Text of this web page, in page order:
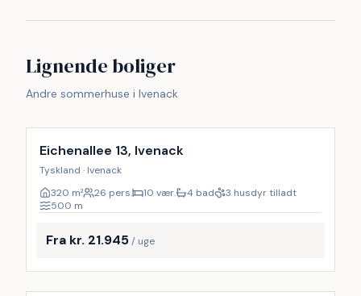
Lignende boliger
Andre sommerhuse i Ivenack
Eichenallee 13, Ivenack
Tyskland · Ivenack
320 m² 26 pers. 10 vær. 4 bad
3 husdyr tilladt
500 m
Fra kr. 21.945/ uge
Inkl. rengøring